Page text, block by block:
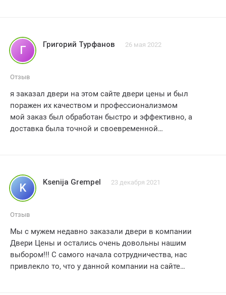
Г Григорий Турфанов 26 мая 2022
Отзыв
я заказал двери на этом сайте двери цены и был
поражен их качеством и профессионализмом
мой заказ был обработан быстро и эффективно, а
доставка была точной и своевременной
рейтинг 5/5, без всяких сомнений!
K Ksenija Grempel 23 декабря 2021
Отзыв
Мы с мужем недавно заказали двери в компании
Двери Цены и остались очень довольны нашим
выбором!!! С самого начала сотрудничества, нас
привлекло то, что у данной компании на сайте